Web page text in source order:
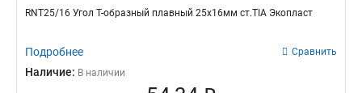
RNT25/16 Угол Т-образный плавный 25х16мм ст.TIA Экопласт
Подробнее Сравнить
Наличие: В наличии